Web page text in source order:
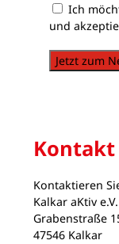
Ich
und
Jetzt zum
Kontakt
Kontaktieren
Kalkar aKtiv e.V.
Grabenstraße
47546 Kalkar